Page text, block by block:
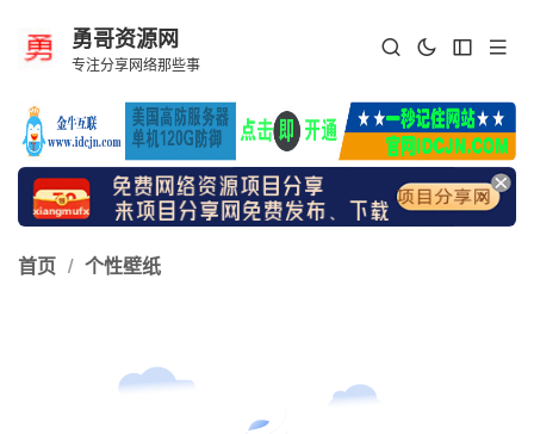
勇哥资源网
专注分享网络那些事
首页 / 个性壁纸